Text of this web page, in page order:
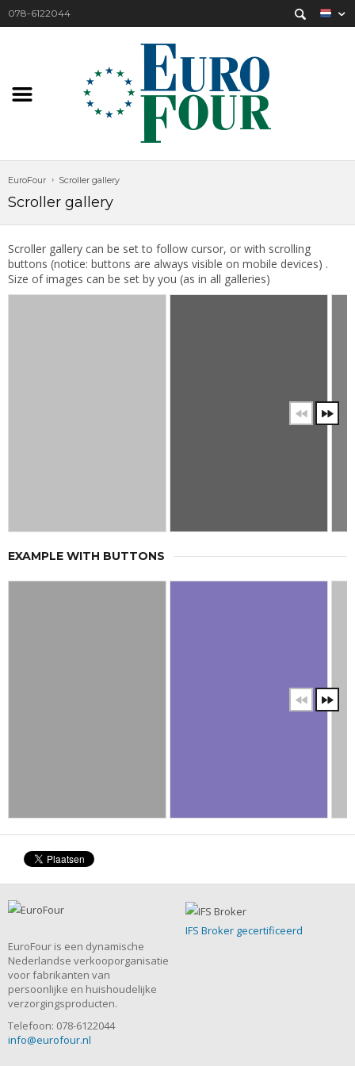
078-6122044
EuroFour Scroller gallery
Scroller gallery
Scroller gallery can be set to follow cursor, or with scrolling
buttons (notice: buttons are always visible on mobile devices) .
Size of images can be set by you (as in all galleries)
EXAMPLE WITH BUTTONS
EuroFour is een dynamische
Nederlandse verkooporganisatie
voor fabrikanten van
persoonlijke en huishoudelijke
verzorgingsproducten.
Telefoon: 078-6122044
info@eurofour.nl
IFS Broker gecertificeerd